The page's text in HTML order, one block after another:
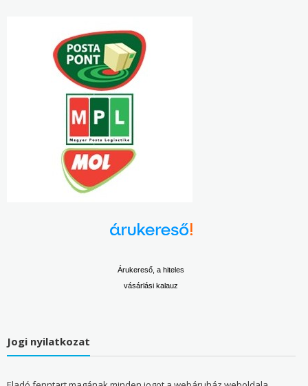
Árukereső, a hiteles
vásárlási kalauz
Jogi nyilatkozat